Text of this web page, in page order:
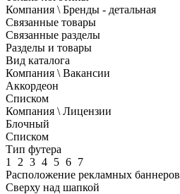
Компания \ Бренды - детальная
Связанные товары
Связанные разделы
Разделы и товары
Вид каталога
Компания \ Вакансии
Аккордеон
Списком
Компания \ Лицензии
Блочный
Списком
Тип футера
1
2 3 4 5 6 7
Расположение рекламных баннеров
Сверху над шапкой